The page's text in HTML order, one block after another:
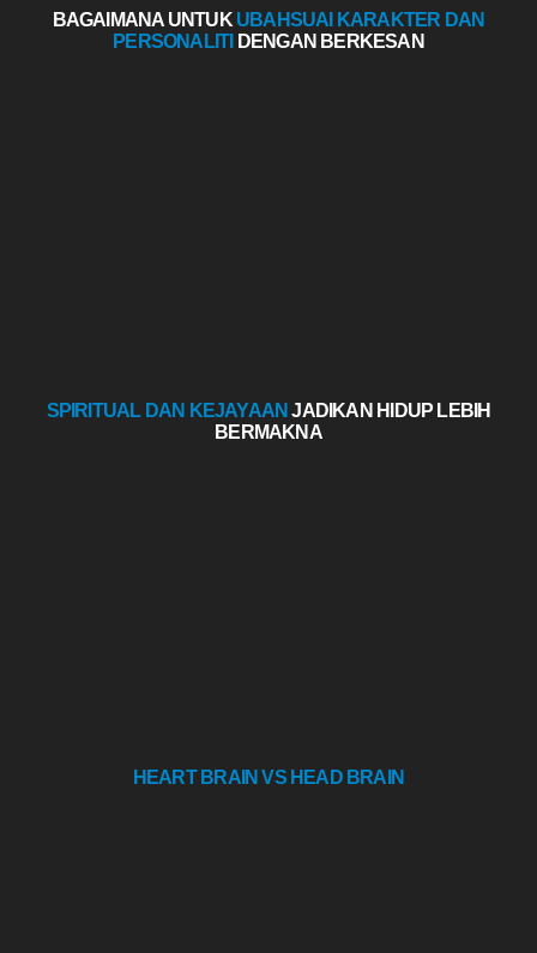
BAGAIMANA UNTUK UBAHSUAI KARAKTER DAN
PERSONALITI DENGAN BERKESAN
SPIRITUAL DAN KEJAYAAN JADIKAN HIDUP LEBIH
BERMAKNA
HEART BRAIN VS HEAD BRAIN